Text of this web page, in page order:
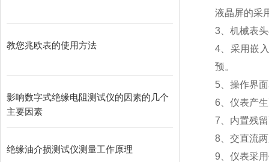
教您兆欧表的使用方法
影响数字式绝缘电阻测试仪的因素的几个
主要因素
绝缘油介损测试仪测量工作原理
液晶屏的采
3、机械表
4、采用嵌
预。
5、操作界
6、仪表产
7、内置残
8、交直流
9、仪表采